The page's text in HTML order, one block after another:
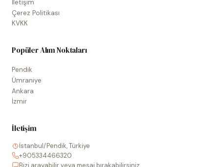
İletişim
Çerez Politikası
KVKK
Popüler Alım Noktaları
Pendik
Ümraniye
Ankara
İzmir
İletişim
İstanbul/Pendik, Türkiye
+905334466320